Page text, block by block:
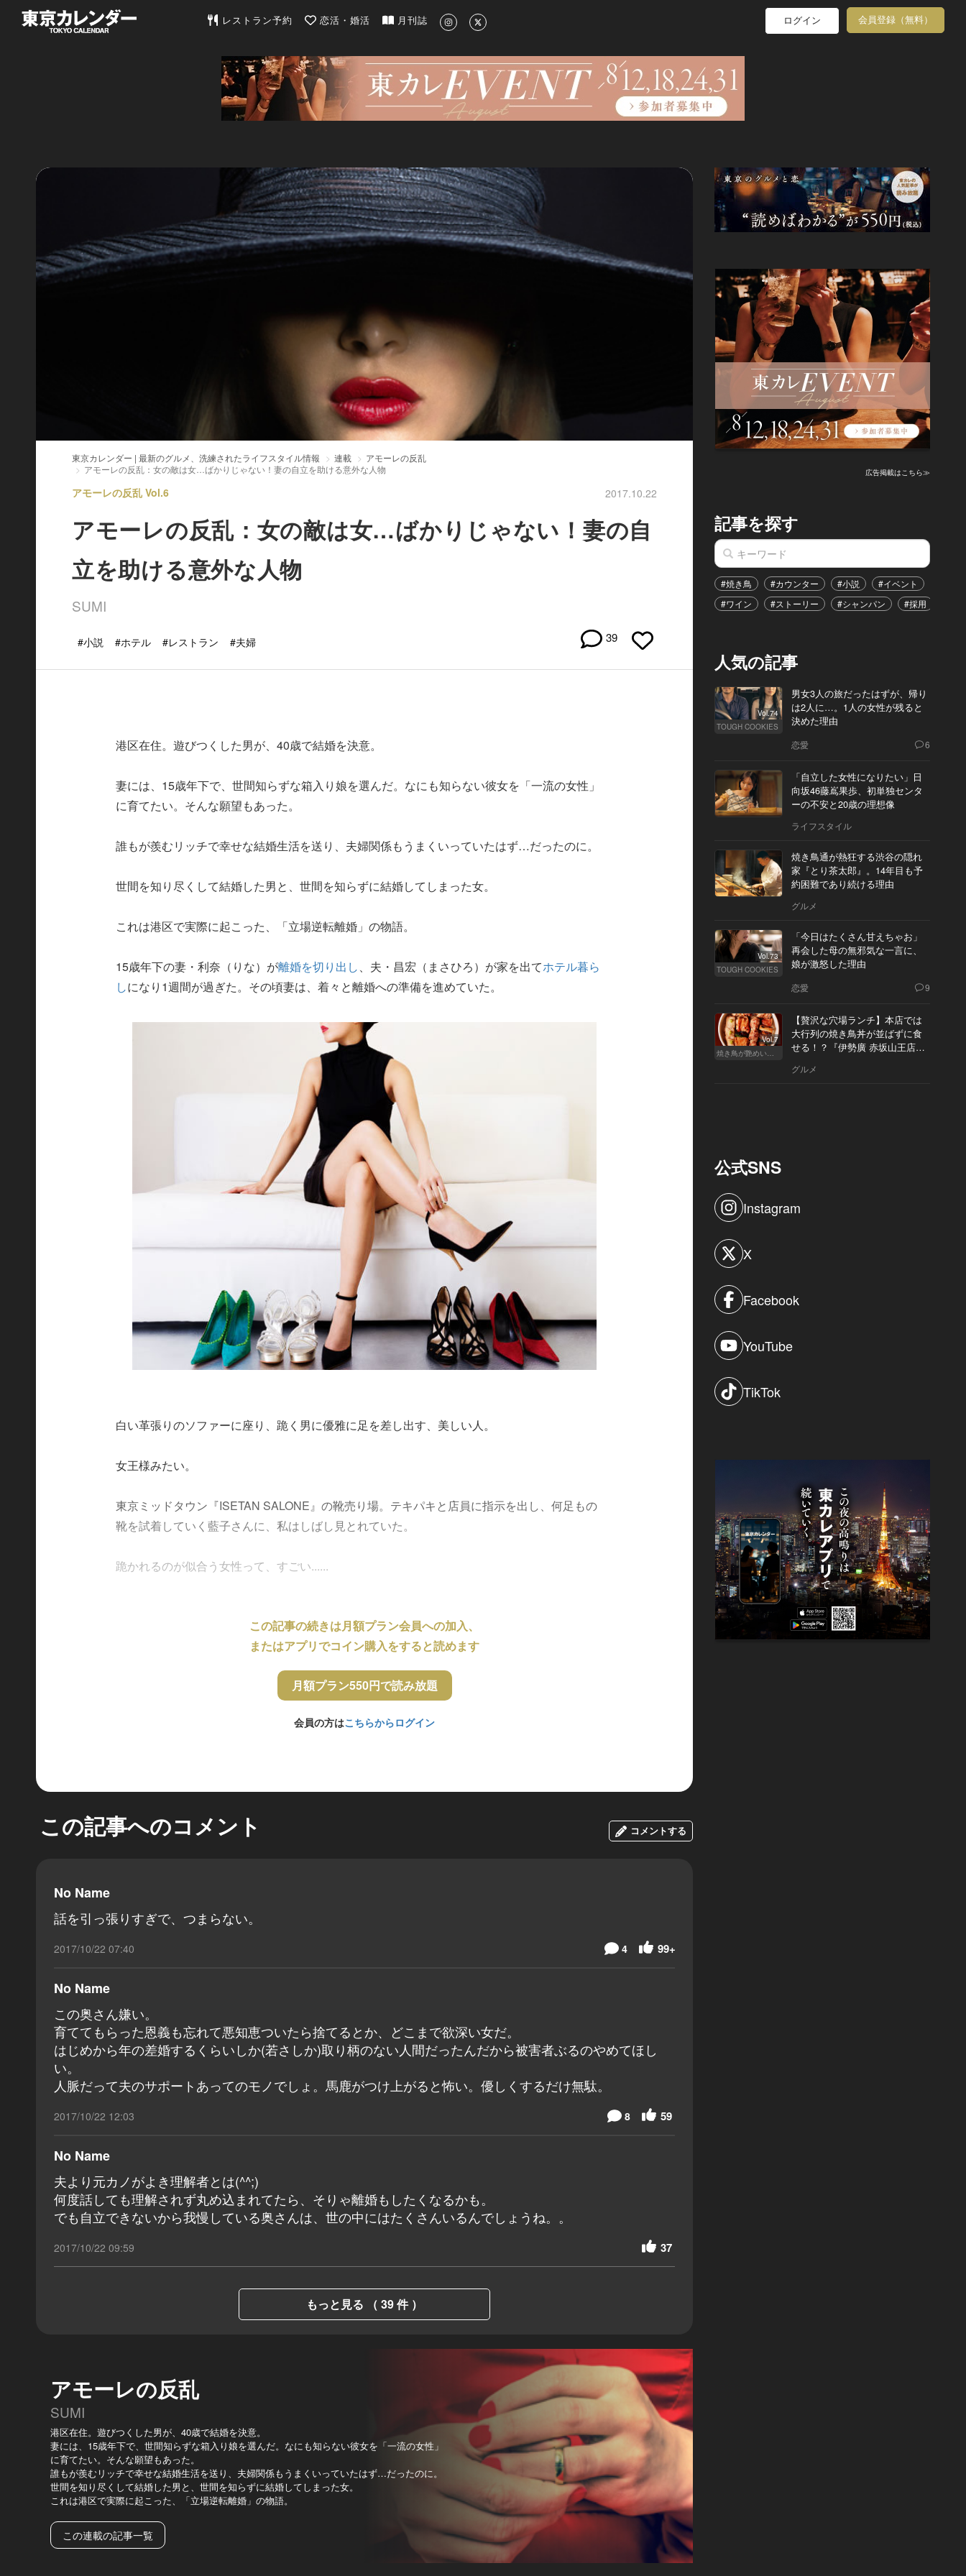
東京カレンダー | 最新のグルメ、洗練されたライフスタイル情報
レストラン予約 恋活・婚活 月刊誌 ログイン 会員登録（無料）
東京カレンダー | 最新のグルメ、洗練されたライフスタイル情報 連載
アモーレの反乱
アモーレの反乱：女の敵は女…ばかりじゃない！妻の自立を助ける意外な人物
アモーレの反乱 Vol.6 2017.10.22
アモーレの反乱：女の敵は女…ばかりじゃない！妻の自
立を助ける意外な人物
SUMI
#小説 #ホテル #レストラン #夫婦 39
港区在住。遊びつくした男が、40歳で結婚を決意。
妻には、15歳年下で、世間知らずな箱入り娘を選んだ。なにも知らない彼女を「一流の女性」
に育てたい。そんな願望もあった。
誰もが羨むリッチで幸せな結婚生活を送り、夫婦関係もうまくいっていたはず…だったのに。
世間を知り尽くして結婚した男と、世間を知らずに結婚してしまった女。
これは港区で実際に起こった、「立場逆転離婚」の物語。
15歳年下の妻・利奈（りな）が離婚を切り出し、夫・昌宏（まさひろ）が家を出てホテル暮ら
しになり1週間が過ぎた。その頃妻は、着々と離婚への準備を進めていた。
白い革張りのソファーに座り、跪く男に優雅に足を差し出す、美しい人。
女王様みたい。
東京ミッドタウン『ISETAN SALONE』の靴売り場。テキパキと店員に指示を出し、何足もの
靴を試着していく藍子さんに、私はしばし見とれていた。
跪かれるのが似合う女性って、すごい......
この記事の続きは月額プラン会員への加入、
またはアプリでコイン購入をすると読めます
月額プラン550円で読み放題
会員の方はこちらからログイン
この記事へのコメント コメントする
No Name
話を引っ張りすぎで、つまらない。
2017/10/22 07:40 99+
4
No Name
この奥さん嫌い。
育ててもらった恩義も忘れて悪知恵ついたら捨てるとか、どこまで欲深い女だ。
はじめから年の差婚するくらいしか(若さしか)取り柄のない人間だったんだから被害者ぶるのやめてほし
い。
人脈だって夫のサポートあってのモノでしょ。馬鹿がつけ上がると怖い。優しくするだけ無駄。
2017/10/22 12:03 59
8
No Name
夫より元カノがよき理解者とは(^^;)
何度話しても理解されず丸め込まれてたら、そりゃ離婚もしたくなるかも。
でも自立できないから我慢している奥さんは、世の中にはたくさんいるんでしょうね。。
2017/10/22 09:59 37
もっと見る （ 39 件 ）
アモーレの反乱
SUMI
港区在住。遊びつくした男が、40歳で結婚を決意。
妻には、15歳年下で、世間知らずな箱入り娘を選んだ。なにも知らない彼女を「一流の女性」
に育てたい。そんな願望もあった。
誰もが羨むリッチで幸せな結婚生活を送り、夫婦関係もうまくいっていたはず…だったのに。
世間を知り尽くして結婚した男と、世間を知らずに結婚してしまった女。
これは港区で実際に起こった、「立場逆転離婚」の物語。
この連載の記事一覧
広告掲載はこちら≫
記事を探す
#焼き鳥 #カウンター #小説 #イベント
#ワイン
#ストーリー #シャンパン #採用
人気の記事
Vol.74
TOUGH COOKIES
男女3人の旅だったはずが、帰り
は2人に…。1人の女性が残ると
決めた理由
恋愛 6
「自立した女性になりたい」日
向坂46藤嶌果歩、初単独センタ
ーの不安と20歳の理想像
ライフスタイル
焼き鳥通が熱狂する渋谷の隠れ
家『とり茶太郎』。14年目も予
約困難であり続ける理由
グルメ
Vol.73
TOUGH COOKIES
「今日はたくさん甘えちゃお」
再会した母の無邪気な一言に、
娘が激怒した理由
恋愛 9
Vol.7
焼き鳥が艶めいてきた
【贅沢な穴場ランチ】本店では
大行列の焼き鳥丼が並ばずに食
せる！？『伊勢廣 赤坂山王店』
グルメ
公式SNS
Instagram
X
Facebook
YouTube
TikTok